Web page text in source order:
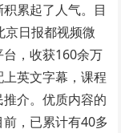
累起了人气。目
京日报都视频微
，收获160余万
英文字幕，课程
介。优质内容的
，已累计有40多